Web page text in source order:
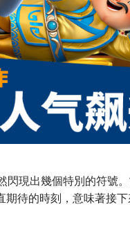
閃現出幾個特別的符號
待的時刻，意味著接